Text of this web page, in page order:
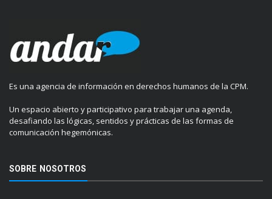
Es una agencia de información en derechos humanos de la CPM.
Un espacio abierto y participativo para trabajar una agenda,
desafiando las lógicas, sentidos y prácticas de las formas de
comunicación hegemónicas.
SOBRE NOSOTROS